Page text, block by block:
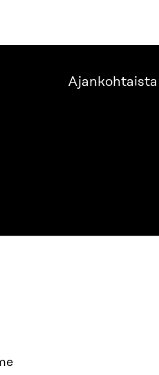
Ajankohtaista